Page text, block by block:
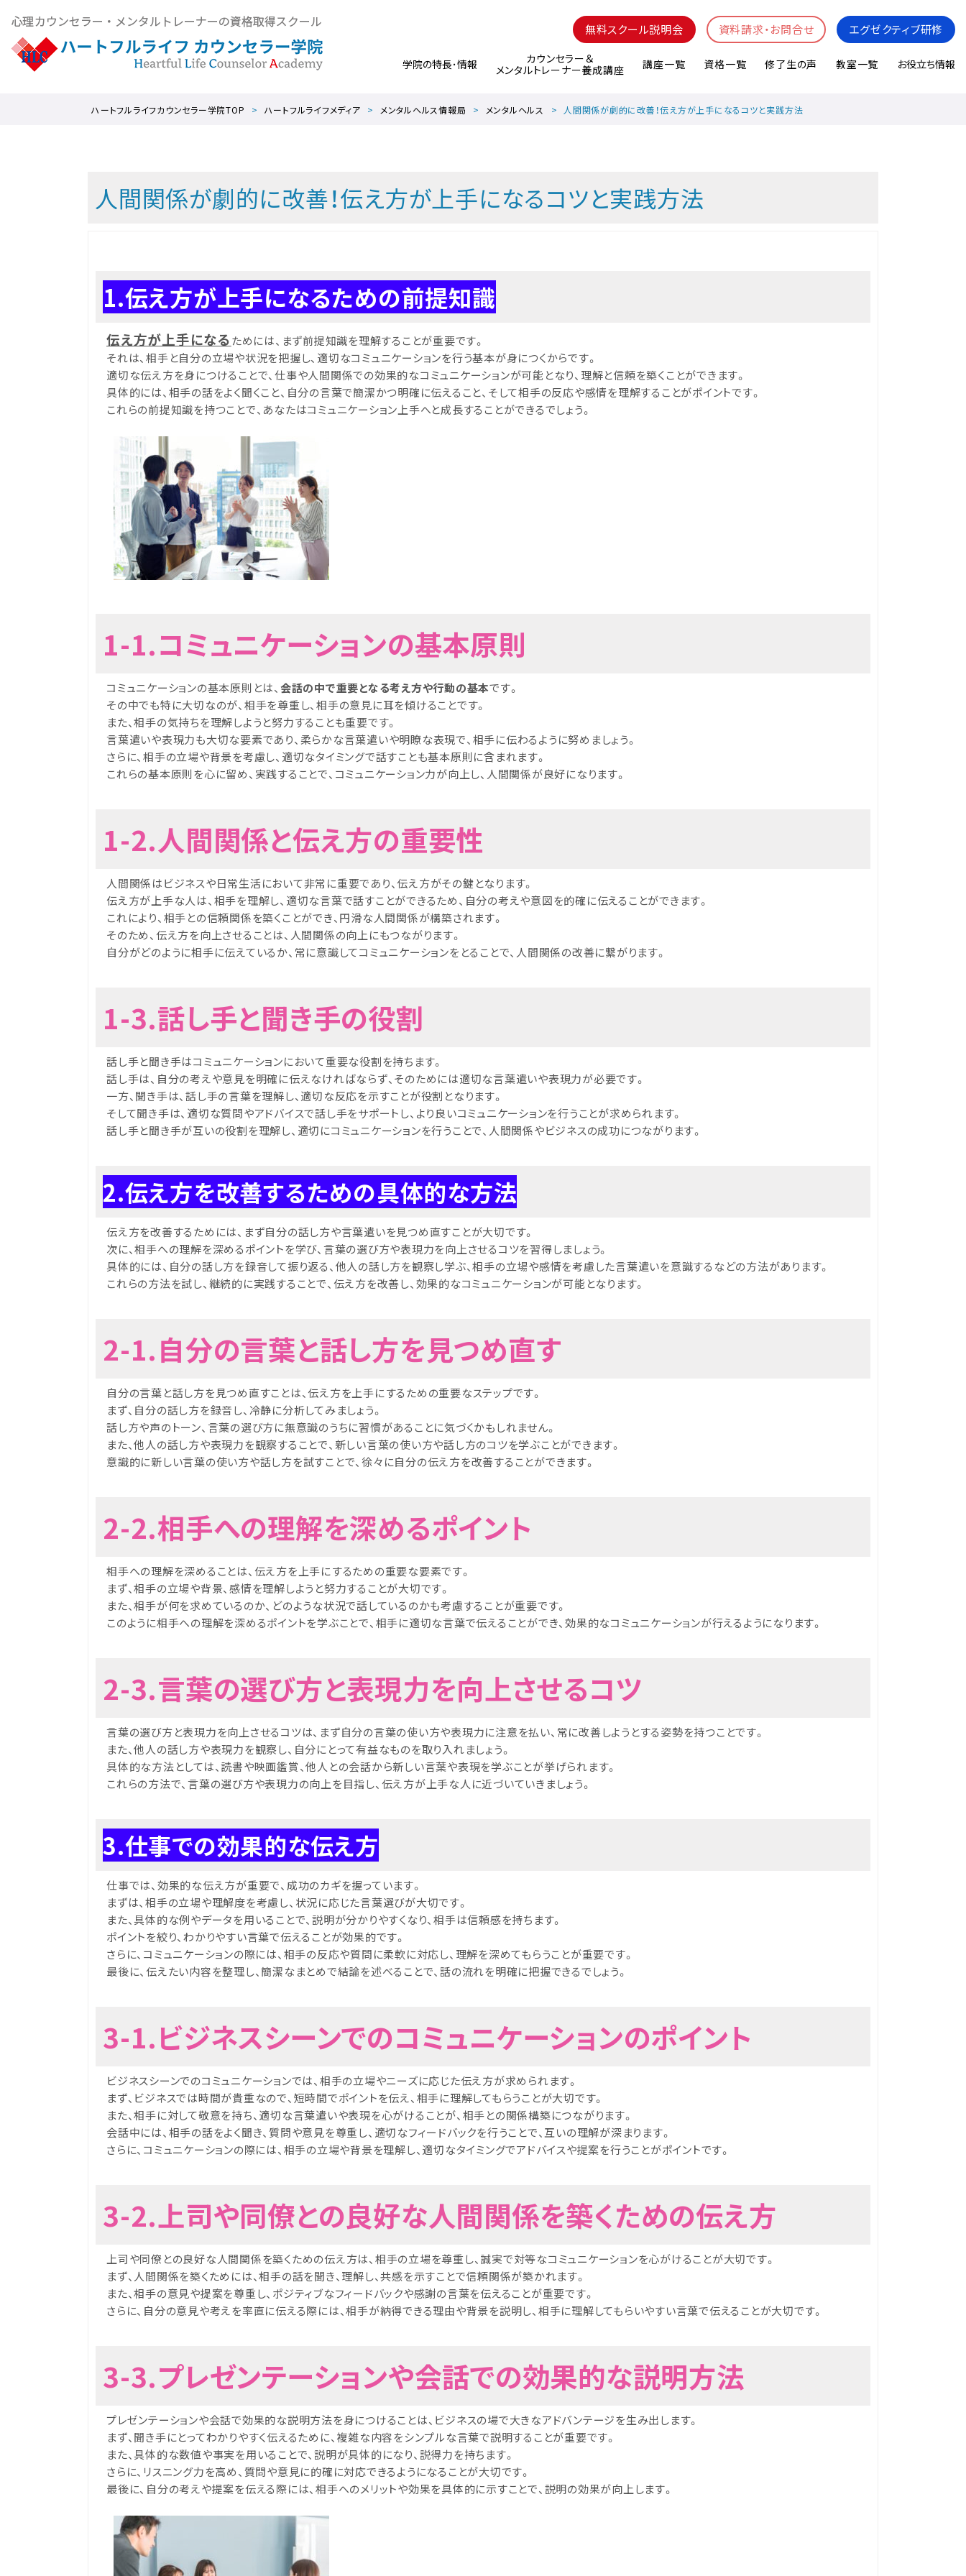
無料スクール説明会 資料請求・お問合せ エグゼクティブ研修
学院の特長･情報
カウンセラー＆
メンタルトレーナー養成講座
講座一覧 資格一覧 修了生の声 教室一覧 お役立ち情報
ハートフルライフカウンセラー学院TOP ハートフルライフメディア メンタルヘルス情報局 メンタルヘルス 人間関係が劇的に改善！伝え方が上手になるコツと実践方法
人間関係が劇的に改善！伝え方が上手になるコツと実践方法
1.伝え方が上手になるための前提知識
伝え方が上手になるためには、まず前提知識を理解することが重要です。
それは、相手と自分の立場や状況を把握し、適切なコミュニケーションを行う基本が身につくからです。
適切な伝え方を身につけることで、仕事や人間関係での効果的なコミュニケーションが可能となり、理解と信頼を築くことができます。
具体的には、相手の話をよく聞くこと、自分の言葉で簡潔かつ明確に伝えること、そして相手の反応や感情を理解することがポイントです。
これらの前提知識を持つことで、あなたはコミュニケーション上手へと成長することができるでしょう。
1-1.コミュニケーションの基本原則
コミュニケーションの基本原則とは、 会話の中で重要となる考え方や行動の基本です。
その中でも特に大切なのが、相手を尊重し、相手の意見に耳を傾けることです。
また、相手の気持ちを理解しようと努力することも重要です。
言葉遣いや表現力も大切な要素であり、柔らかな言葉遣いや明瞭な表現で、相手に伝わるように努めましょう。
さらに、相手の立場や背景を考慮し、適切なタイミングで話すことも基本原則に含まれます。
これらの基本原則を心に留め、実践することで、コミュニケーション力が向上し、人間関係が良好になります。
1-2.人間関係と伝え方の重要性
人間関係はビジネスや日常生活において非常に重要であり、伝え方がその鍵となります。
伝え方が上手な人は、相手を理解し、適切な言葉で話すことができるため、自分の考えや意図を的確に伝えることができます。
これにより、相手との信頼関係を築くことができ、円滑な人間関係が構築されます。
そのため、伝え方を向上させることは、人間関係の向上にもつながります。
自分がどのように相手に伝えているか、常に意識してコミュニケーションをとることで、人間関係の改善に繋がります。
1-3.話し手と聞き手の役割
話し手と聞き手はコミュニケーションにおいて重要な役割を持ちます。
話し手は、自分の考えや意見を明確に伝えなければならず、そのためには適切な言葉遣いや表現力が必要です。
一方、聞き手は、話し手の言葉を理解し、適切な反応を示すことが役割となります。
そして聞き手は、適切な質問やアドバイスで話し手をサポートし、より良いコミュニケーションを行うことが求められます。
話し手と聞き手が互いの役割を理解し、適切にコミュニケーションを行うことで、人間関係やビジネスの成功につながります。
2.伝え方を改善するための具体的な方法
伝え方を改善するためには、まず自分の話し方や言葉遣いを見つめ直すことが大切です。
次に、相手への理解を深めるポイントを学び、言葉の選び方や表現力を向上させるコツを習得しましょう。
具体的には、自分の話し方を録音して振り返る、他人の話し方を観察し学ぶ、相手の立場や感情を考慮した言葉遣いを意識するなどの方法があります。
これらの方法を試し、継続的に実践することで、伝え方を改善し、効果的なコミュニケーションが可能となります。
2-1.自分の言葉と話し方を見つめ直す
自分の言葉と話し方を見つめ直すことは、伝え方を上手にするための重要なステップです。
まず、自分の話し方を録音し、冷静に分析してみましょう。
話し方や声のトーン、言葉の選び方に無意識のうちに習慣があることに気づくかもしれません。
また、他人の話し方や表現力を観察することで、新しい言葉の使い方や話し方のコツを学ぶことができます。
意識的に新しい言葉の使い方や話し方を試すことで、徐々に自分の伝え方を改善することができます。
2-2.相手への理解を深めるポイント
相手への理解を深めることは、伝え方を上手にするための重要な要素です。
まず、相手の立場や背景、感情を理解しようと努力することが大切です。
また、相手が何を求めているのか、どのような状況で話しているのかも考慮することが重要です。
このように相手への理解を深めるポイントを学ぶことで、相手に適切な言葉で伝えることができ、効果的なコミュニケーションが行えるようになります。
2-3.言葉の選び方と表現力を向上させるコツ
言葉の選び方と表現力を向上させるコツは、まず自分の言葉の使い方や表現力に注意を払い、常に改善しようとする姿勢を持つことです。
また、他人の話し方や表現力を観察し、自分にとって有益なものを取り入れましょう。
具体的な方法としては、読書や映画鑑賞、他人との会話から新しい言葉や表現を学ぶことが挙げられます。
これらの方法で、言葉の選び方や表現力の向上を目指し、伝え方が上手な人に近づいていきましょう。
3.仕事での効果的な伝え方
仕事では、効果的な伝え方が重要で、成功のカギを握っています。
まずは、相手の立場や理解度を考慮し、状況に応じた言葉選びが大切です。
また、具体的な例やデータを用いることで、説明が分かりやすくなり、相手は信頼感を持ちます。
ポイントを絞り、わかりやすい言葉で伝えることが効果的です。
さらに、コミュニケーションの際には、相手の反応や質問に柔軟に対応し、理解を深めてもらうことが重要です。
最後に、伝えたい内容を整理し、簡潔なまとめで結論を述べることで、話の流れを明確に把握できるでしょう。
3-1.ビジネスシーンでのコミュニケーションのポイント
ビジネスシーンでのコミュニケーションでは、相手の立場やニーズに応じた伝え方が求められます。
まず、ビジネスでは時間が貴重なので、短時間でポイントを伝え、相手に理解してもらうことが大切です。
また、相手に対して敬意を持ち、適切な言葉遣いや表現を心がけることが、相手との関係構築につながります。
会話中には、相手の話をよく聞き、質問や意見を尊重し、適切なフィードバックを行うことで、互いの理解が深まります。
さらに、コミュニケーションの際には、相手の立場や背景を理解し、適切なタイミングでアドバイスや提案を行うことがポイントです。
3-2.上司や同僚との良好な人間関係を築くための伝え方
上司や同僚との良好な人間関係を築くための伝え方は、相手の立場を尊重し、誠実で対等なコミュニケーションを心がけることが大切です。
まず、人間関係を築くためには、相手の話を聞き、理解し、共感を示すことで信頼関係が築かれます。
また、相手の意見や提案を尊重し、ポジティブなフィードバックや感謝の言葉を伝えることが重要です。
さらに、自分の意見や考えを率直に伝える際には、相手が納得できる理由や背景を説明し、相手に理解してもらいやすい言葉で伝えることが大切です。
3-3.プレゼンテーションや会話での効果的な説明方法
プレゼンテーションや会話で効果的な説明方法を身につけることは、ビジネスの場で大きなアドバンテージを生み出します。
まず、聞き手にとってわかりやすく伝えるために、複雑な内容をシンプルな言葉で説明することが重要です。
また、具体的な数値や事実を用いることで、説明が具体的になり、説得力を持ちます。
さらに、リスニング力を高め、質問や意見に的確に対応できるようになることが大切です。
最後に、自分の考えや提案を伝える際には、相手へのメリットや効果を具体的に示すことで、説明の効果が向上します。